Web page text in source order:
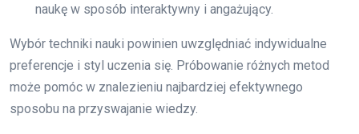
naukę w sposób interaktywny i angażujący.
Wybór techniki nauki powinien uwzględniać indywidualne
preferencje i styl uczenia się. Próbowanie różnych metod
może pomóc w znalezieniu najbardziej efektywnego
sposobu na przyswajanie wiedzy.